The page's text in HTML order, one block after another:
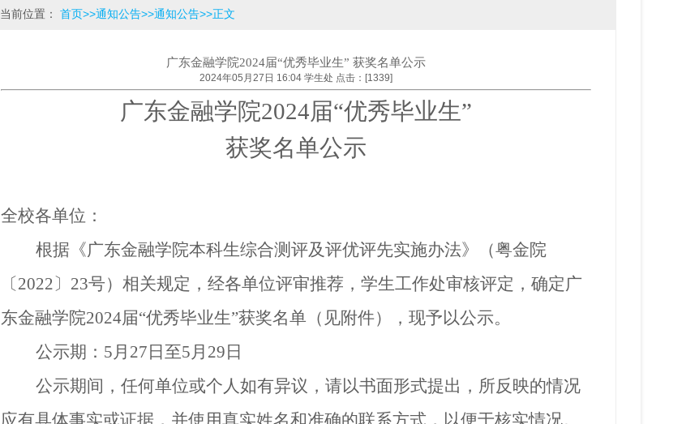
当前位置： 首页>>通知公告>>通知公告>>正文
广东金融学院2024届“优秀毕业生” 获奖名单公示
2024年05月27日 16:04 学生处 点击：[1339]
广东金融学院2024届“优秀毕业生”
获奖名单公示
全校各单位：
根据《广东金融学院本科生综合测评及评优评先实施办法》（粤金院
〔2022〕23号）相关规定，经各单位评审推荐，学生工作处审核评定，确定广
东金融学院2024届“优秀毕业生”获奖名单（见附件），现予以公示。
公示期： 5月27 日至5月29 日
公示期间，任何单位或个人如有异议，请以书面形式提出，所反映的情况
应有具体事实或证据，并使用真实姓名和准确的联系方式，以便于核实情况。